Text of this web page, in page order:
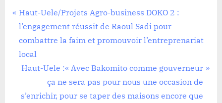
Politique
Navigation
de
l’article
P
r
e
v
u
Haut-Uele/Projets Agro-business DOKO 2 :
l’engagement réussit de Raoul Sadi pour
combattre la faim et promouvoir l’entreprenariat
local
N
x
Haut-Uele :« Avec Bakomito comme gouverneur
ça ne sera pas pour nous une occasion de
s’enrichir, pour se taper des maisons encore que